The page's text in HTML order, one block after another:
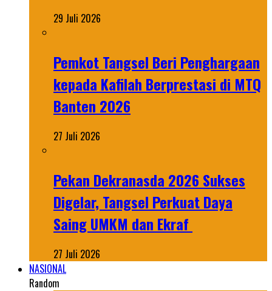
29 Juli 2026
Pemkot Tangsel Beri Penghargaan
kepada Kafilah Berprestasi di MTQ
Banten 2026
27 Juli 2026
Pekan Dekranasda 2026 Sukses
Digelar, Tangsel Perkuat Daya
Saing UMKM dan Ekraf
27 Juli 2026
NASIONAL
Random